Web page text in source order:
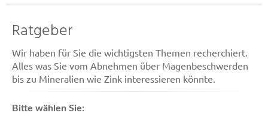
Ratgeber
Wir haben für Sie die wichtigsten Themen recherchiert.
Alles was Sie vom Abnehmen über Magenbeschwerden
bis zu Mineralien wie Zink interessieren könnte.
Bitte wählen Sie: